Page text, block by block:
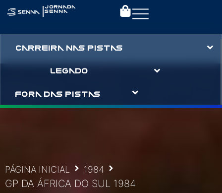
| JORNADA
SENNA
CARREIRA NAS PISTAS
LEGADO
FORA DAS PISTAS
PÁGINA INICIAL 1984
GP DA ÁFRICA DO SUL 1984